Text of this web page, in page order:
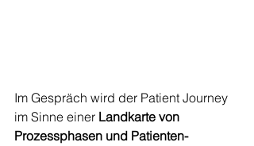
Im Gespräch wird der Patient Journey
im Sinne einer Landkarte von
Prozessphasen und Patienten-